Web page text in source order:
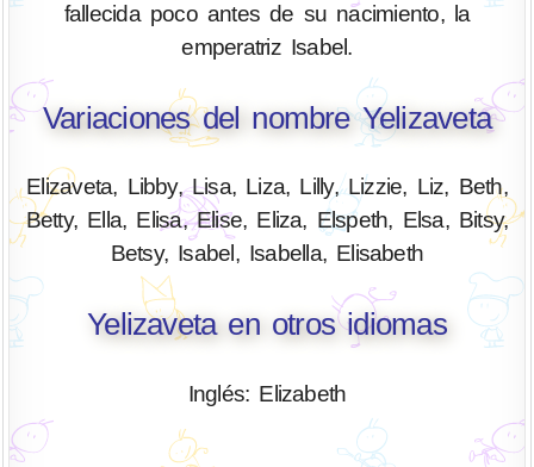
fallecida poco antes de su nacimiento, la
emperatriz Isabel.
Variaciones del nombre Yelizaveta
Elizaveta, Libby, Lisa, Liza, Lilly, Lizzie, Liz, Beth,
Betty, Ella, Elisa, Elise, Eliza, Elspeth, Elsa, Bitsy,
Betsy, Isabel, Isabella, Elisabeth
Yelizaveta en otros idiomas
Inglés: Elizabeth